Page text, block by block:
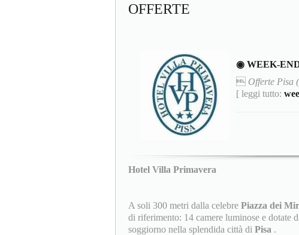
OFFERTE
◉ WEEK-
 Offerte Pisa
[ leggi tutto:
Hotel Villa Primavera
A soli 300 metri dalla celebre Piazza dei
di riferimento: 14 camere luminose e dotate
soggiorno nella splendida città di Pisa .